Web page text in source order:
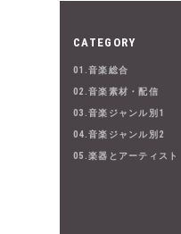
CATEGORY
01.音楽総合
02.音楽素材・配信
03.音楽ジャンル別1
04.音楽ジャンル別2
05.楽器とアーティスト